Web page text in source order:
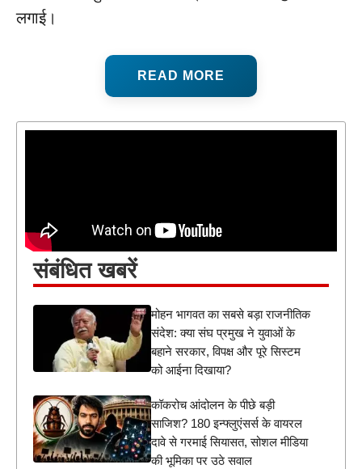
लगाई।
READ MORE
संबंधित खबरें
मोहन भागवत का सबसे बड़ा राजनीतिक
संदेश: क्या संघ प्रमुख ने युवाओं के
बहाने सरकार, विपक्ष और पूरे सिस्टम
को आईना दिखाया?
कॉकरोच आंदोलन के पीछे बड़ी
साजिश? 180 इन्फ्लुएंसर्स के वायरल
दावे से गरमाई सियासत, सोशल मीडिया
की भूमिका पर उठे सवाल